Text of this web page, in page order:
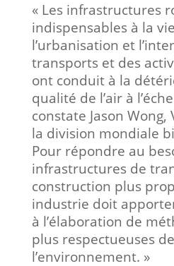
« Les infrastructures
indispensables à la
l’urbanisation et
transports et des
ont conduit à la
qualité de l’air à
constate Jason Wong,
la division mondiale
Pour répondre au
infrastructures de
construction plus
industrie doit
à l’élaboration de
plus respectueuses de
l’environnement. »